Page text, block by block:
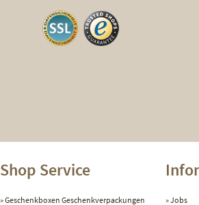
Shop Service
Geschenkboxen Geschenkverpackungen Jobs